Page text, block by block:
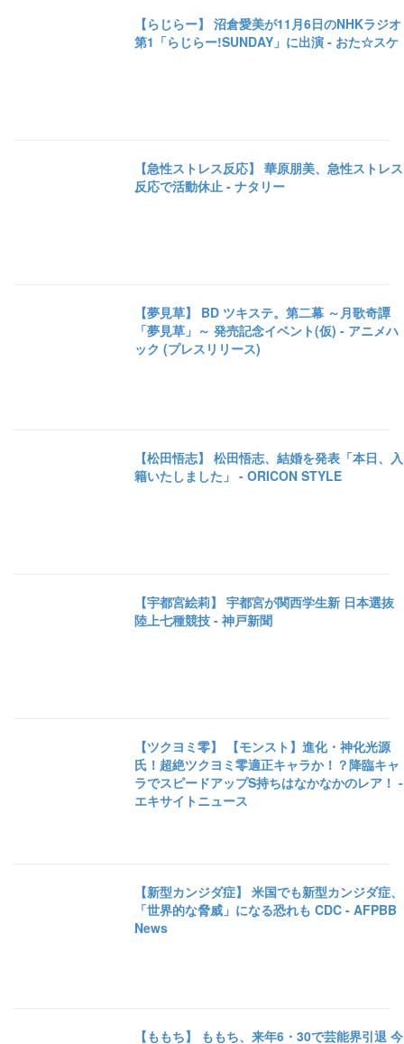
【らじらー】 沼倉愛美が11月6日のNHKラジオ
第1「らじらー!SUNDAY」に出演 - おた☆スケ
【急性ストレス反応】 華原朋美、急性ストレス
反応で活動休止 - ナタリー
【夢見草】 BD ツキステ。第二幕 ～月歌奇譚
「夢見草」～ 発売記念イベント(仮) - アニメハ
ック (プレスリリース)
【松田悟志】 松田悟志、結婚を発表「本日、入
籍いたしました」 - ORICON STYLE
【宇都宮絵莉】 宇都宮が関西学生新 日本選抜
陸上七種競技 - 神戸新聞
【ツクヨミ零】 【モンスト】進化・神化光源
氏！超絶ツクヨミ零適正キャラか！？降臨キャ
ラでスピードアップS持ちはなかなかのレア！ -
エキサイトニュース
【新型カンジダ症】 米国でも新型カンジダ症、
「世界的な脅威」になる恐れも CDC - AFPBB
News
【ももち】 ももち、来年6・30で芸能界引退 今